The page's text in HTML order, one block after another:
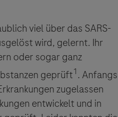
viel über das SARS-
wird, gelernt. Ihr
oder sogar ganz
geprüft1. Anfangs
zugelassen
entwickelt und in